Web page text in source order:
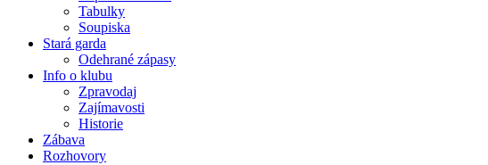
Tabulky
Soupiska
Stará garda
Odehrané zápasy
Info o klubu
Zpravodaj
Zajímavosti
Historie
Zábava
Rozhovory